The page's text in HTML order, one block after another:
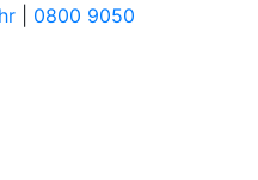
0800 9050